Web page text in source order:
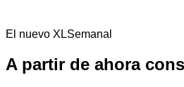
El nuevo XLSemanal
A partir de ahora